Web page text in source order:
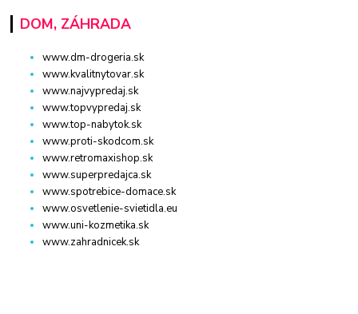
DOM, ZÁHRADA
www.dm-drogeria.sk
www.kvalitnytovar.sk
www.najvypredaj.sk
www.topvypredaj.sk
www.top-nabytok.sk
www.proti-skodcom.sk
www.retromaxishop.sk
www.superpredajca.sk
www.spotrebice-domace.sk
www.osvetlenie-svietidla.eu
www.uni-kozmetika.sk
www.zahradnicek.sk